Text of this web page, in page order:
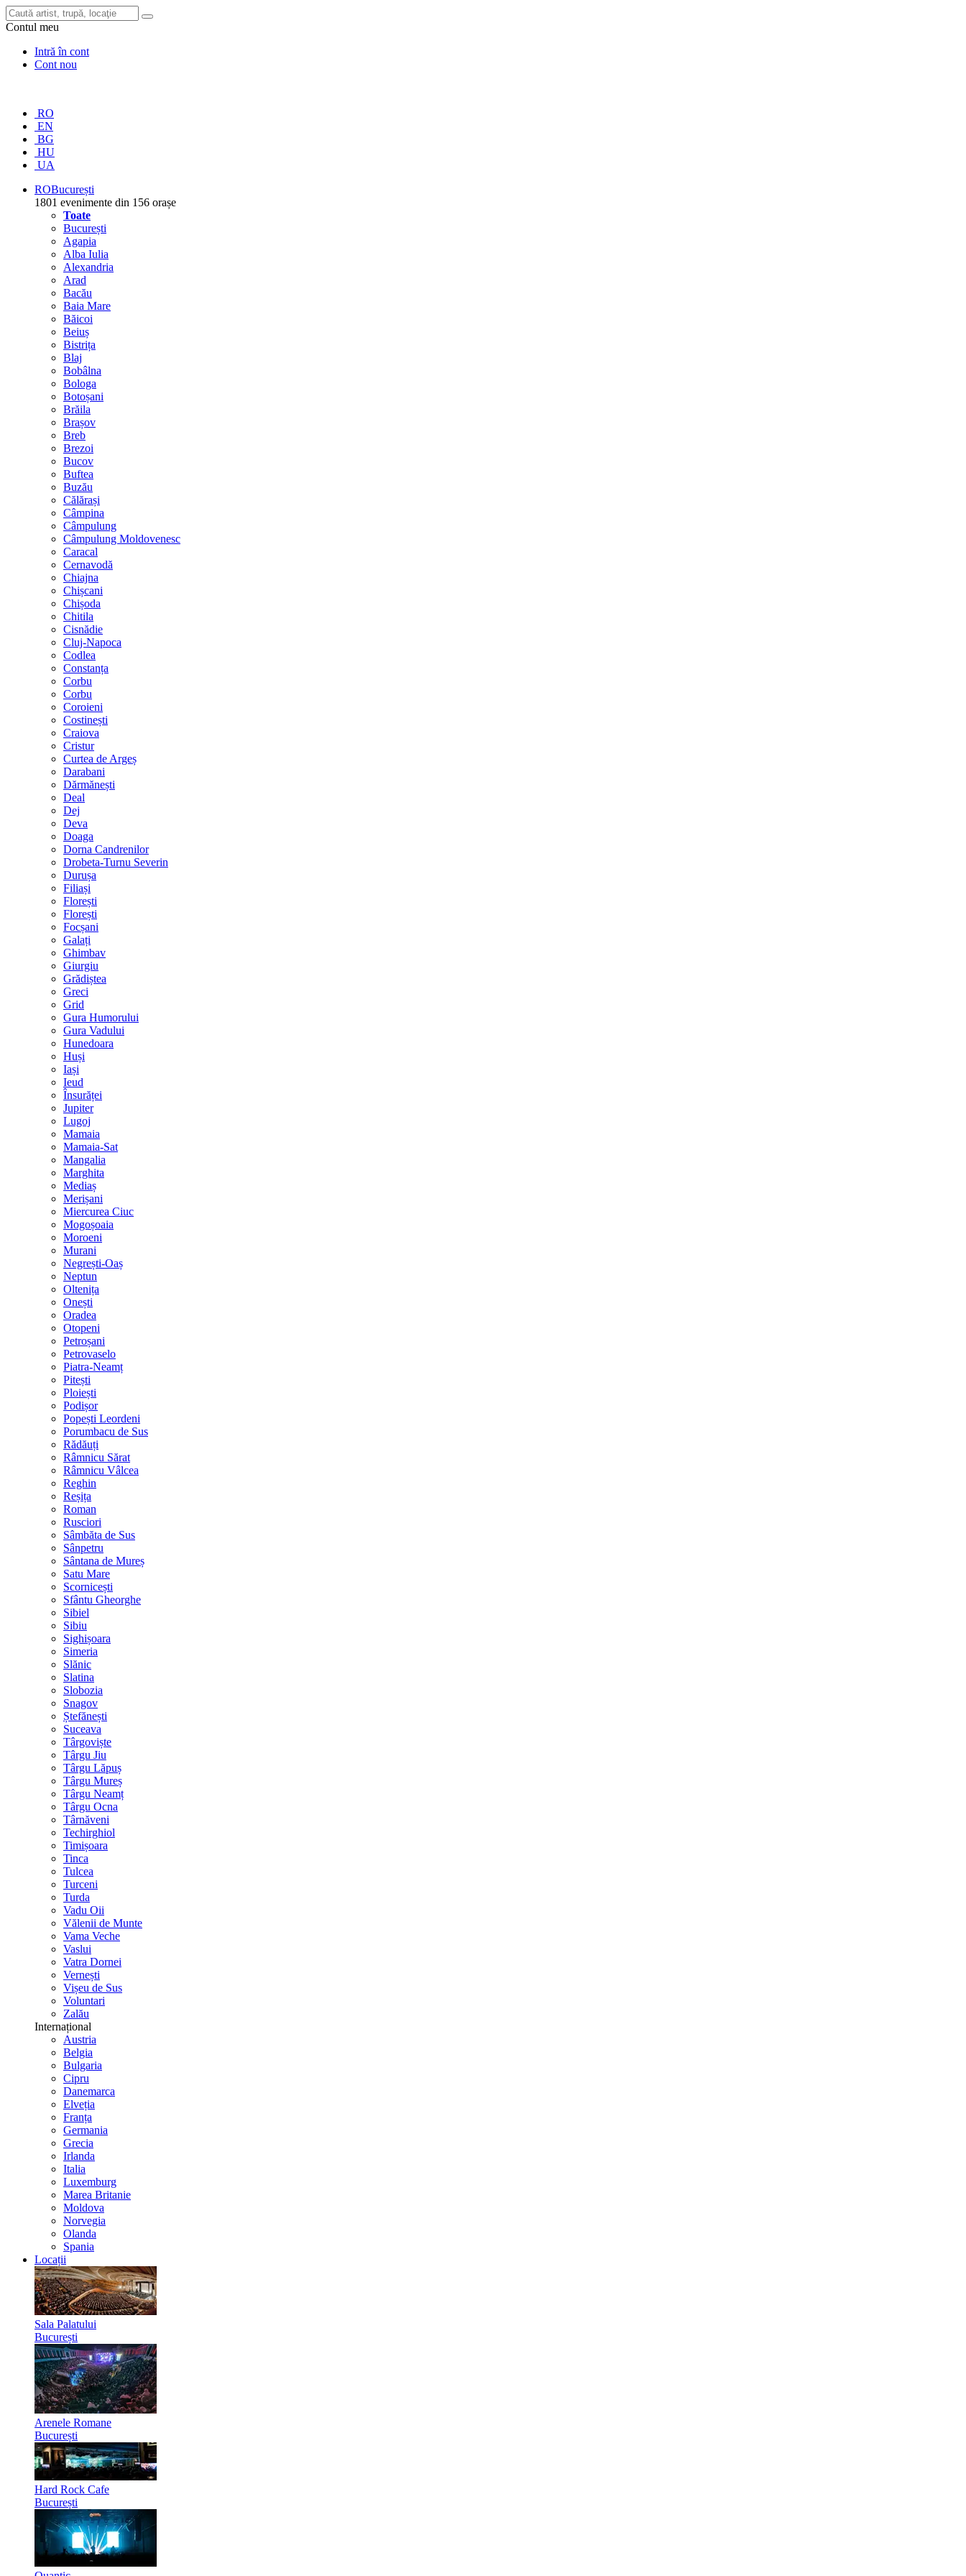
Contul meu
Intră în cont
Cont nou
RO
EN
BG
HU
UA
ROBucurești
1801 evenimente din 156 orașe
Toate
București
Agapia
Alba Iulia
Alexandria
Arad
Bacău
Baia Mare
Băicoi
Beiuș
Bistrița
Blaj
Bobâlna
Bologa
Botoșani
Brăila
Brașov
Breb
Brezoi
Bucov
Buftea
Buzău
Călărași
Câmpina
Câmpulung
Câmpulung Moldovenesc
Caracal
Cernavodă
Chiajna
Chișcani
Chișoda
Chitila
Cisnădie
Cluj-Napoca
Codlea
Constanța
Corbu
Corbu
Coroieni
Costinești
Craiova
Cristur
Curtea de Argeș
Darabani
Dărmănești
Deal
Dej
Deva
Doaga
Dorna Candrenilor
Drobeta-Turnu Severin
Durușa
Filiași
Florești
Florești
Focșani
Galați
Ghimbav
Giurgiu
Grădiștea
Greci
Grid
Gura Humorului
Gura Vadului
Hunedoara
Huși
Iași
Ieud
Însurăței
Jupiter
Lugoj
Mamaia
Mamaia-Sat
Mangalia
Marghita
Mediaș
Merișani
Miercurea Ciuc
Mogoșoaia
Moroeni
Murani
Negrești-Oaș
Neptun
Oltenița
Onești
Oradea
Otopeni
Petroșani
Petrovaselo
Piatra-Neamț
Pitești
Ploiești
Podișor
Popești Leordeni
Porumbacu de Sus
Rădăuți
Râmnicu Sărat
Râmnicu Vâlcea
Reghin
Reșița
Roman
Rusciori
Sâmbăta de Sus
Sânpetru
Sântana de Mureș
Satu Mare
Scornicești
Sfântu Gheorghe
Sibiel
Sibiu
Sighișoara
Simeria
Slănic
Slatina
Slobozia
Snagov
Ștefănești
Suceava
Târgoviște
Târgu Jiu
Târgu Lăpuș
Târgu Mureș
Târgu Neamț
Târgu Ocna
Târnăveni
Techirghiol
Timișoara
Tinca
Tulcea
Turceni
Turda
Vadu Oii
Vălenii de Munte
Vama Veche
Vaslui
Vatra Dornei
Vernești
Vișeu de Sus
Voluntari
Zalău
Internațional
Austria
Belgia
Bulgaria
Cipru
Danemarca
Elveția
Franța
Germania
Grecia
Irlanda
Italia
Luxemburg
Marea Britanie
Moldova
Norvegia
Olanda
Spania
Locații
Sala Palatului
București
Arenele Romane
București
Hard Rock Cafe
București